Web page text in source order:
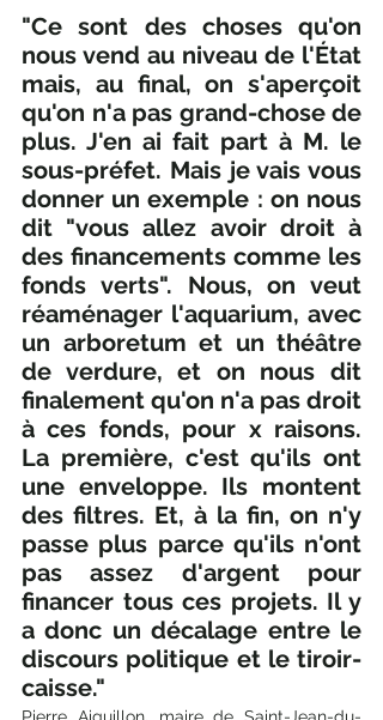
"Ce sont des choses qu'on
nous vend au niveau de l'État
mais, au final, on s'aperçoit
qu'on n'a pas grand-chose de
plus. J'en ai fait part à M. le
sous-préfet. Mais je vais vous
donner un exemple : on nous
dit "vous allez avoir droit à
des financements comme les
fonds verts". Nous, on veut
réaménager l'aquarium, avec
un arboretum et un théâtre
de verdure, et on nous dit
finalement qu'on n'a pas droit
à ces fonds, pour x raisons.
La première, c'est qu'ils ont
une enveloppe. Ils montent
des filtres. Et, à la fin, on n'y
passe plus parce qu'ils n'ont
pas assez d'argent pour
financer tous ces projets. Il y
a donc un décalage entre le
discours politique et le tiroir-
caisse."